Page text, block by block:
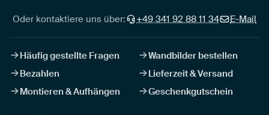
Oder kontaktiere uns über: +49 341 92 88 11 34 E-Mail
Häufig gestellte Fragen
Wandbilder bestellen
Bezahlen
Lieferzeit & Versand
Montieren & Aufhängen
Geschenkgutschein